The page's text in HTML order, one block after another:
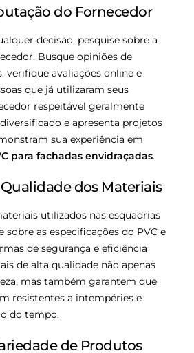
do Fornecedor
decisão, pesquise sobre a
Busque opiniões de
verifique avaliações online e
que já utilizaram seus
respeitável geralmente
e apresenta projetos
sua experiência em
para fachadas envidraçadas.
dos Materiais
utilizados nas esquadrias
sobre as especificações do PVC e
de segurança e eficiência
de alta qualidade não apenas
mas também garantem que
resistentes a intempéries e
do tempo.
de Produtos